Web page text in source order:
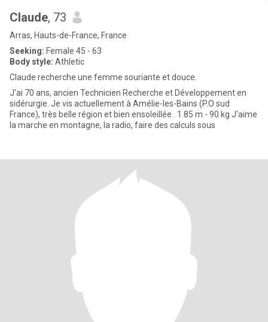
Claude, 73
Arras, Hauts-de-France, France
Seeking: Female 45 - 63
Body style: Athletic
Claude recherche une femme souriante et douce.
J'ai 70 ans, ancien Technicien Recherche et Développement en
sidérurgie. Je vis actuellement à Amélie-les-Bains (P.O sud
France), très belle région et bien ensoleillée . 1.85 m - 90 kg J'aime
la marche en montagne, la radio, faire des calculs sous